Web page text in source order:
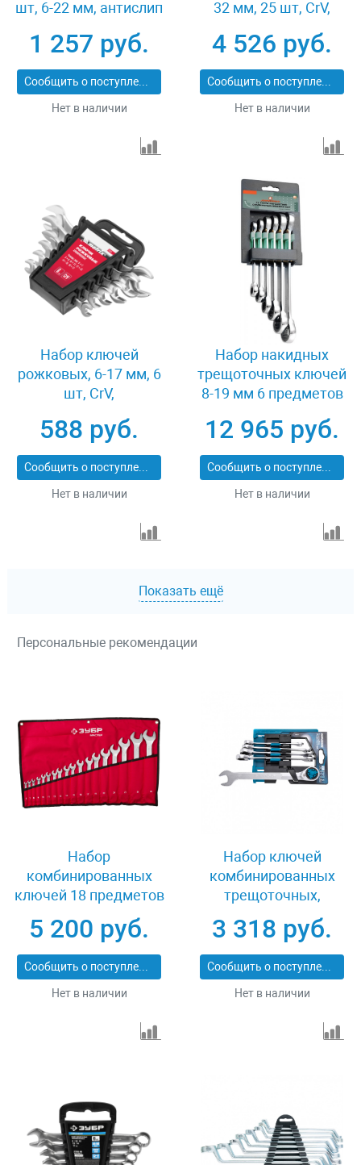
шт, 6-22 мм, антислип
1 257 руб.
Сообщить о поступлении
Нет в наличии
32 мм, 25 шт, CrV,
15413
4 526 руб.
Сообщить о поступлении
Нет в наличии
Набор ключей
рожковых, 6-17 мм, 6
шт, CrV,
Matrix 15231
588 руб.
Сообщить о поступлении
Нет в наличии
Набор накидных
трещоточных ключей
8-19 мм 6 предметов
12 965 руб.
Сообщить о поступлении
Нет в наличии
Показать ещё
Персональные рекомендации
Набор
комбинированных
ключей 18 предметов
6-32 мм Зубр МАСТЕР
27087-H18
5 200 руб.
Сообщить о поступлении
Нет в наличии
Набор ключей
комбинированных
трещоточных,
количество зубьев
100, СRV, 5 шт, 8- 17
мм Gross 14858
3 318 руб.
Сообщить о поступлении
Нет в наличии